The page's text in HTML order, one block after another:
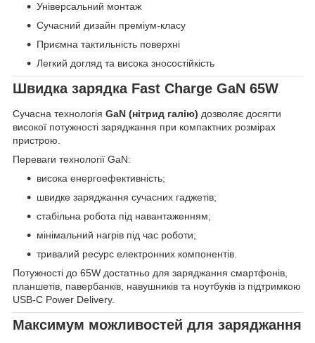
Універсальний монтаж
Сучасний дизайн преміум-класу
Приємна тактильність поверхні
Легкий догляд та висока зносостійкість
Швидка зарядка Fast Charge GaN 65W
Сучасна технологія GaN (нітрид галію) дозволяє досягти
високої потужності заряджання при компактних розмірах
пристрою.
Переваги технології GaN:
висока енергоефективність;
швидке заряджання сучасних гаджетів;
стабільна робота під навантаженням;
мінімальний нагрів під час роботи;
тривалий ресурс електронних компонентів.
Потужності до 65W достатньо для заряджання смартфонів,
планшетів, павербанків, навушників та ноутбуків із підтримкою
USB-C Power Delivery.
Максимум можливостей для заряджання